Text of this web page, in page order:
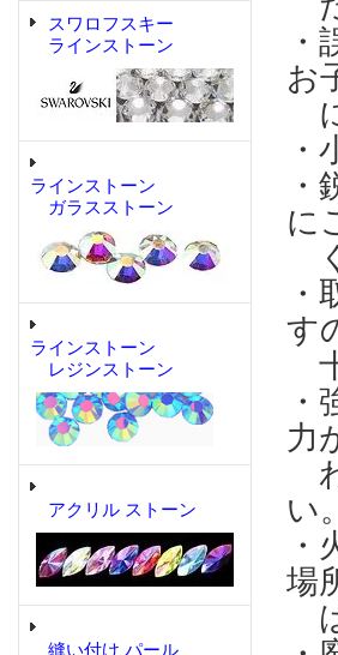
スワロフスキー
ラインストーン
ラインストーン
ガラスストーン
ラインストーン
レジンストーン
アクリル ストーン
縫い付け パール
お
に
す
力
い。
場